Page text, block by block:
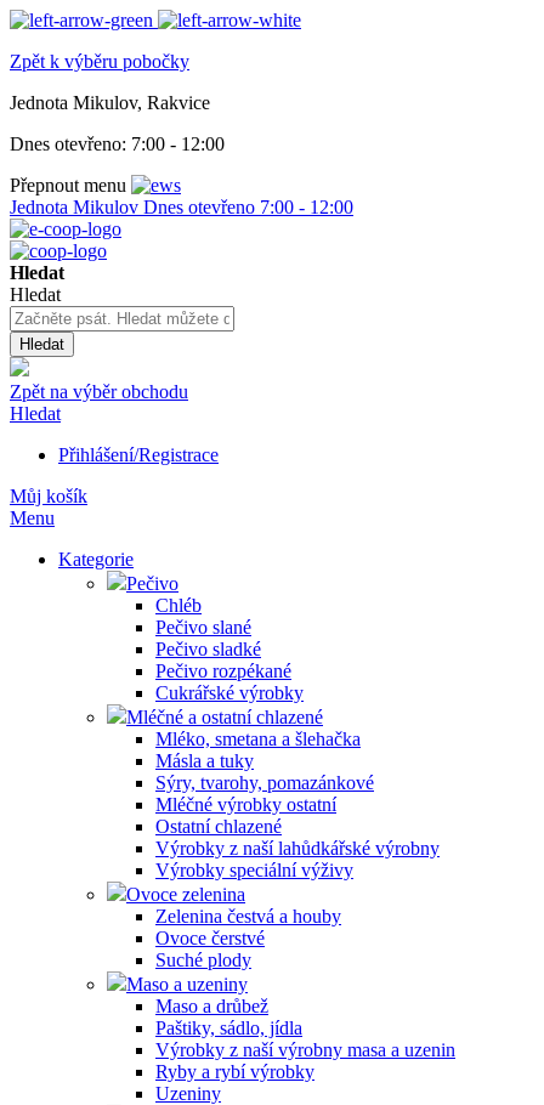
Zpět k výběru pobočky
Jednota Mikulov, Rakvice
Dnes otevřeno: 7:00 - 12:00
Přepnout menu
Jednota Mikulov Dnes otevřeno 7:00 - 12:00
Hledat
Hledat
Hledat
Zpět na výběr obchodu
Hledat
Přihlášení/Registrace
Můj košík
Menu
Kategorie
Pečivo
Chléb
Pečivo slané
Pečivo sladké
Pečivo rozpékané
Cukrářské výrobky
Mléčné a ostatní chlazené
Mléko, smetana a šlehačka
Másla a tuky
Sýry, tvarohy, pomazánkové
Mléčné výrobky ostatní
Ostatní chlazené
Výrobky z naší lahůdkářské výrobny
Výrobky speciální výživy
Ovoce zelenina
Zelenina čestvá a houby
Ovoce čerstvé
Suché plody
Maso a uzeniny
Maso a drůbež
Paštiky, sádlo, jídla
Výrobky z naší výrobny masa a uzenin
Ryby a rybí výrobky
Uzeniny